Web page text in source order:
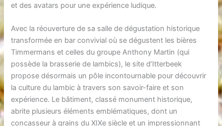
et des avatars pour une expérience ludique.
Avec la réouverture de sa salle de dégustation historique
transformée en bar convivial où se dégustent les bières
Timmermans et celles du groupe Anthony Martin (qui
possède la brasserie de lambics), le site d’Itterbeek
propose désormais un pôle incontournable pour découvrir
la culture du lambic à travers son savoir-faire et son
expérience. Le bâtiment, classé monument historique,
abrite plusieurs éléments emblématiques, dont un
concasseur à grains du XIXe siècle et un impressionnant